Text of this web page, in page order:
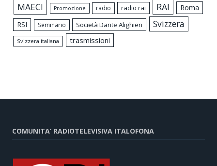
MAECI Promozione radio radio rai RAI
Roma
RSI
Seminario Società Dante Alighieri Svizzera
Svizzera italiana trasmissioni
COMUNITA’ RADIOTELEVISIVA ITALOFONA